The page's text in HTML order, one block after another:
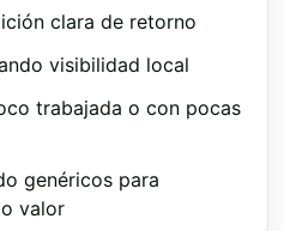
clara de retorno
visibilidad local
trabajada o con pocas
genéricos para
valor